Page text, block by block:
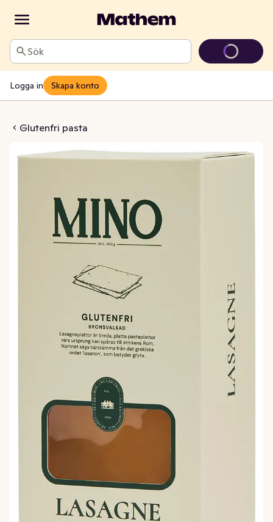
Sök
Logga in Skapa konto
Glutenfri pasta
Glutenfria